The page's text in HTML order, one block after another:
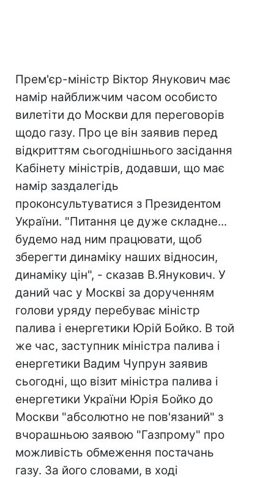
Прем'єр-міністр Віктор Янукович має
намір найближчим часом особисто
вилетіти до Москви для переговорів
щодо газу. Про це він заявив перед
відкриттям сьогоднішнього засідання
Кабінету міністрів, додавши, що має
намір заздалегідь
проконсультуватися з Президентом
України. "Питання це дуже складне...
будемо над ним працювати, щоб
зберегти динаміку наших відносин,
динаміку цін", - сказав В.Янукович. У
даний час у Москві за дорученням
голови уряду перебуває міністр
палива і енергетики Юрій Бойко. В той
же час, заступник міністра палива і
енергетики Вадим Чупрун заявив
сьогодні, що візит міністра палива і
енергетики України Юрія Бойко до
Москви "абсолютно не пов'язаний" з
вчорашньою заявою "Газпрому" про
можливість обмеження постачань
газу. За його словами, в ході